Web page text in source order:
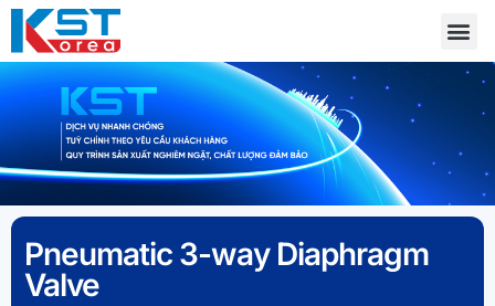
Pneumatic 3-way Diaphragm
Valve